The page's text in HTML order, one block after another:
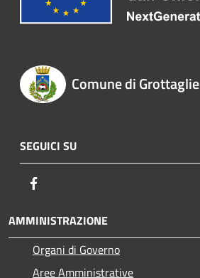
Comune di Grottaglie
SEGUICI SU
AMMINISTRAZIONE
Organi di Governo
Aree Amministrative